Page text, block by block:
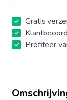
Gratis
Profiteer